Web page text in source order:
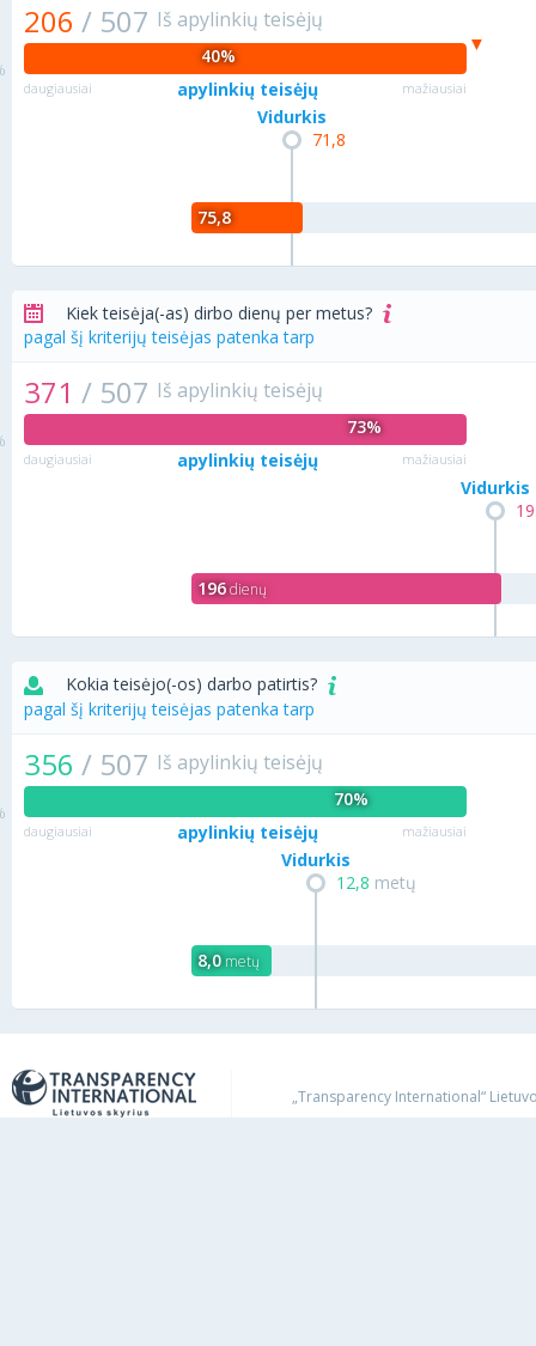
206 / 507 Iš apylinkių teisėjų
40%
daugiausiai apylinkių teisėjų mažiausiai
71,8
Vidurkis
75,8
Kiek teisėja(-as) dirbo dienų per metus?
pagal šį kriterijų teisėjas patenka tarp
371 / 507 Iš apylinkių teisėjų
73%
daugiausiai apylinkių teisėjų mažiausiai
Vidurkis
196dienų
Kokia teisėjo(-os) darbo patirtis?
pagal šį kriterijų teisėjas patenka tarp
356 / 507 Iš apylinkių teisėjų
70%
daugiausiai apylinkių teisėjų mažiausiai
12,8 metų
Vidurkis
8,0 metų
„Transparency International“